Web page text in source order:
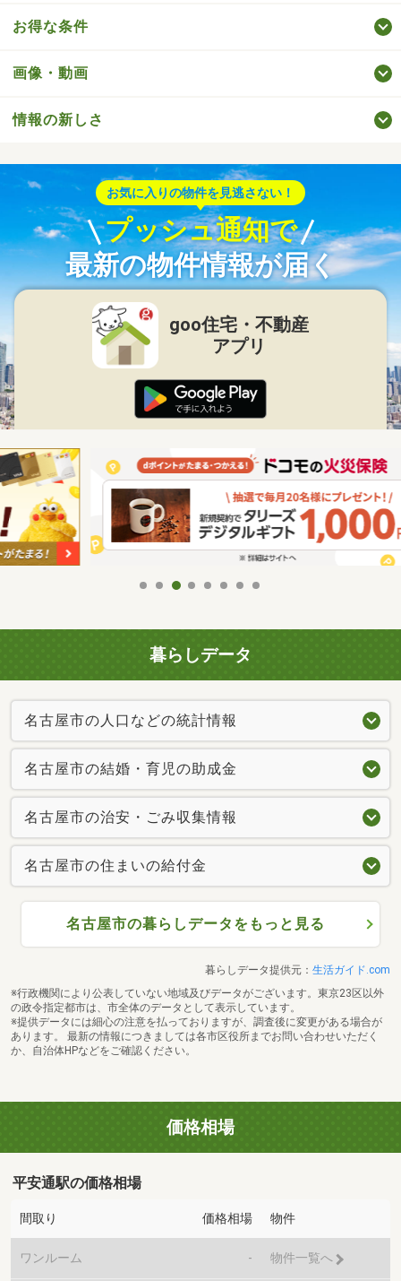
お得な条件
画像・動画
情報の新しさ
お気に入りの物件を見逃さない！
プッシュ通知で
最新の物件情報が届く
goo住宅・不動産
アプリ
暮らしデータ
名古屋市の人口などの統計情報
名古屋市の結婚・育児の助成金
名古屋市の治安・ごみ収集情報
名古屋市の住まいの給付金
名古屋市の暮らしデータをもっと見る
暮らしデータ提供元： 生活ガイド.com
※行政機関により公表していない地域及びデータがございます。東京23区以外
の政令指定都市は、市全体のデータとして表示しています。
※提供データには細心の注意を払っておりますが、調査後に変更がある場合が
あります。 最新の情報につきましては各市区役所までお問い合わせいただく
か、自治体HPなどをご確認ください。
価格相場
平安通駅の価格相場
間取り 価格相場 物件
ワンルーム - 物件一覧へ